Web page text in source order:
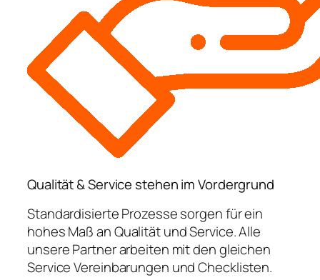
Qualität & Service stehen im Vordergrund
Standardisierte Prozesse sorgen für ein
hohes Maß an Qualität und Service. Alle
unsere Partner arbeiten mit den gleichen
Service Vereinbarungen und Checklisten.